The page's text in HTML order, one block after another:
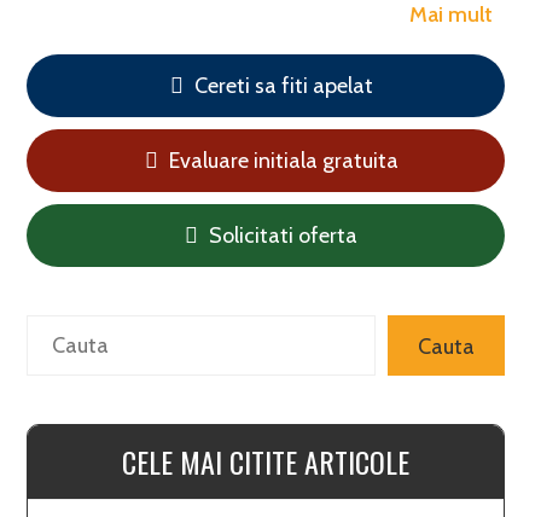
Mai mult
Cereti sa fiti apelat
Evaluare initiala gratuita
Solicitati oferta
Search Cauta
CELE MAI CITITE ARTICOLE